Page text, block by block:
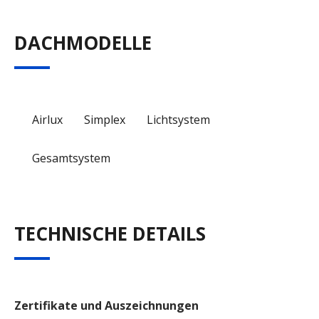
DACHMODELLE
Airlux Simplex Lichtsystem
Gesamtsystem
TECHNISCHE DETAILS
Zertifikate und Auszeichnungen